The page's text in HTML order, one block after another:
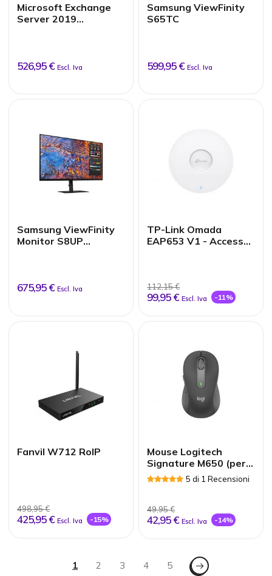
Microsoft Exchange
Server 2019
526,95 € Escl. Iva
Samsung ViewFinity
S65TC
599,95 € Escl. Iva
Samsung ViewFinity
Monitor S8UP
675,95 € Escl. Iva
TP-Link Omada
EAP653 V1 - Access
112,15 €
99,95 € Escl. Iva -11%
Fanvil W712 RoIP
498,95 €
425,95 € Escl. Iva -15%
Mouse Logitech
Signature M650 (per
destri)
5 di 1 Recensioni
49,95 €
42,95 € Escl. Iva -14%
Pagina
Attualmente stai leggendo la pagina
1 Pagina
2 Pagina
3 Pagina
4 Pagina
5 Pagina - Successivo